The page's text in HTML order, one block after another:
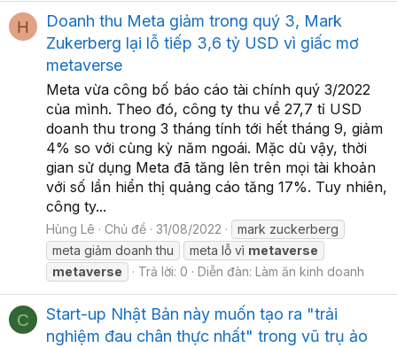
H
Doanh thu Meta giảm trong quý 3, Mark
Zukerberg lại lỗ tiếp 3,6 tỷ USD vì giấc mơ
metaverse
Meta vừa công bố báo cáo tài chính quý 3/2022
của mình. Theo đó, công ty thu về 27,7 tỉ USD
doanh thu trong 3 tháng tính tới hết tháng 9, giảm
4% so với cùng kỳ năm ngoái. Mặc dù vậy, thời
gian sử dụng Meta đã tăng lên trên mọi tài khoản
với số lần hiển thị quảng cáo tăng 17%. Tuy nhiên,
công ty...
Hùng Lê Chủ đề 31/08/2022
mark zuckerberg
meta giảm doanh thu
meta lỗ vì metaverse
metaverse
Trả lời: 0 Diễn đàn: Làm ăn kinh doanh
C
Start-up Nhật Bản này muốn tạo ra "trải
nghiệm đau chân thực nhất" trong vũ trụ ảo